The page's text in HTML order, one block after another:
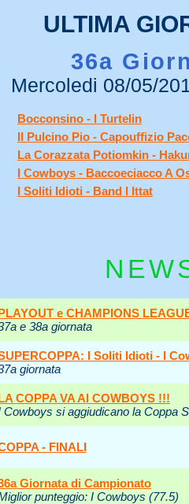
ULTIMA
36a
Mercoledi 08/05/
Bocconsino - I Turtelin
Il Pulcino Pio - Capouffizio
La Corazzata Potiomkin -
I Cowboys - Baccoeciacco A
I Soliti Idioti - Band I Ittat
e CHAMPIONS
e 38a giornata
I Soliti Idioti - I
giornata
COPPA VA AI COWBOYS !!!
Cowboys si aggiudicano la Coppa
- FINALI
Giornata di Campionato
punteggio: I Cowboys (77.5)